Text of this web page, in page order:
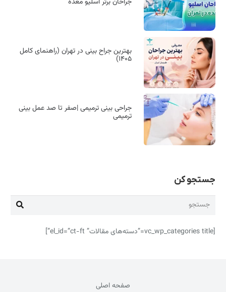
بهترین جراح بینی در تهران (راهنمای کامل
۱۴۰۵)
جراحی بینی ترمیمی |صفر تا صد عمل بینی
ترمیمی
جستجو کن
[vc_wp_categories title=”دسته‌های مقالات” el_id=”ct-ft”]
صفحه اصلی